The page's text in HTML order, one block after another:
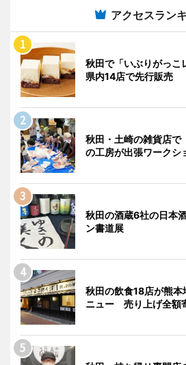
アクセスラン
秋田で「いぶりがっ
県内14店で先行販売
秋田・土崎の雑貨店
の工房が出張ワークシ
秋田の酒蔵6社の日本
ン書道展
秋田の飲食18店が熊本
ニュー 売り上げ全額